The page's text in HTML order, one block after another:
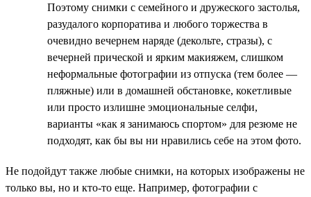
Поэтому снимки с семейного и дружеского застолья,
разудалого корпоратива и любого торжества в
очевидно вечернем наряде (декольте, стразы), с
вечерней прической и ярким макияжем, слишком
неформальные фотографии из отпуска (тем более —
пляжные) или в домашней обстановке, кокетливые
или просто излишне эмоциональные селфи,
варианты «как я занимаюсь спортом» для резюме не
подходят, как бы вы ни нравились себе на этом фото.
Не подойдут также любые снимки, на которых изображены не
только вы, но и кто-то еще. Например, фотографии с